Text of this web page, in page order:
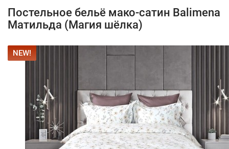
Постельное бельё мако-сатин Balimena
Матильда (Магия шёлка)
NEW!